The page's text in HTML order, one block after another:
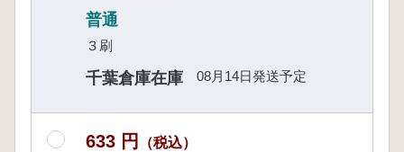
普通
３刷
千葉倉庫在庫 08月14日発送予定
633 円 （税込）